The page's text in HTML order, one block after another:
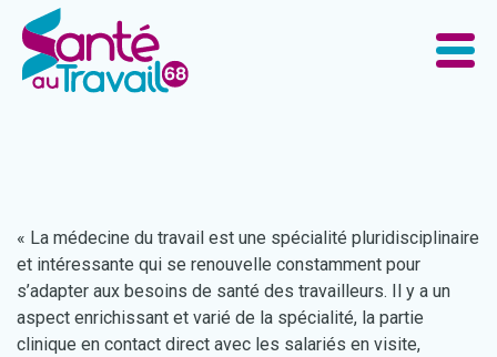
« La médecine du travail est une spécialité pluridisciplinaire
et intéressante qui se renouvelle constamment pour
s’adapter aux besoins de santé des travailleurs. Il y a un
aspect enrichissant et varié de la spécialité, la partie
clinique en contact direct avec les salariés en visite,